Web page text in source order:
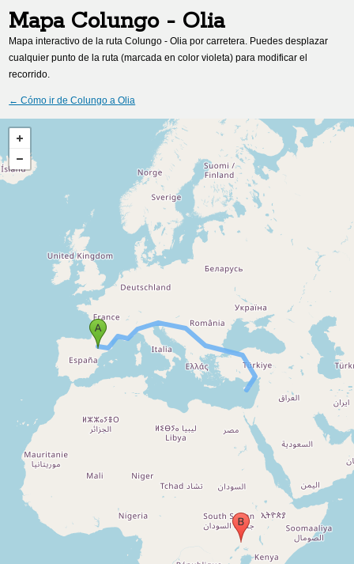
Mapa Colungo- Olia
Mapa interactivo de la rutaColungo -Olia por carretera. Puedes desplazar
cualquier punto de la ruta (marcada en color violeta) para modificar el
recorrido.
← Cómo ir deColungo aOlia